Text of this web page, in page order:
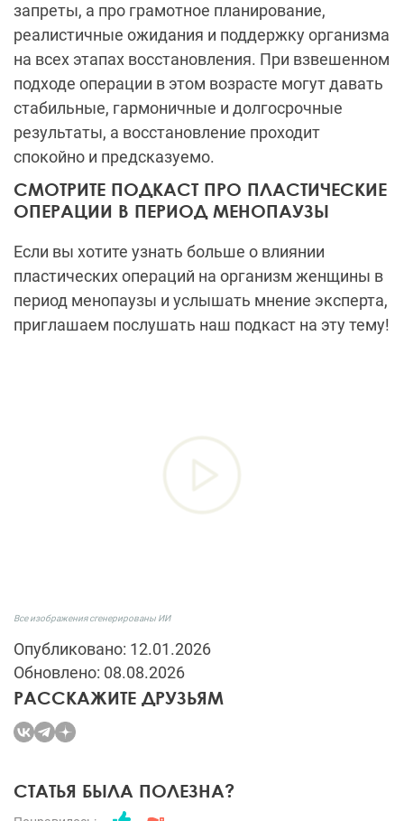
запреты, а про грамотное планирование,
реалистичные ожидания и поддержку организма
на всех этапах восстановления. При взвешенном
подходе операции в этом возрасте могут давать
стабильные, гармоничные и долгосрочные
результаты, а восстановление проходит
спокойно и предсказуемо.
СМОТРИТЕ ПОДКАСТ ПРО ПЛАСТИЧЕСКИЕ
ОПЕРАЦИИ В ПЕРИОД МЕНОПАУЗЫ
Если вы хотите узнать больше о влиянии
пластических операций на организм женщины в
период менопаузы и услышать мнение эксперта,
приглашаем послушать наш подкаст на эту тему!
Все изображения сгенерированы ИИ
Опубликовано: 12.01.2026
Обновлено: 08.08.2026
РАССКАЖИТЕ ДРУЗЬЯМ
СТАТЬЯ БЫЛА ПОЛЕЗНА?